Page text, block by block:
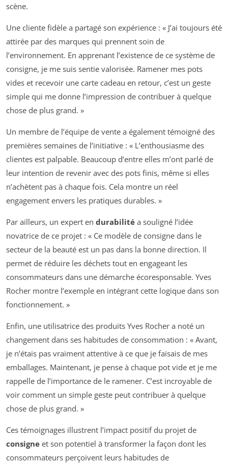
scène.
Une cliente fidèle a partagé son expérience : « J’ai toujours été
attirée par des marques qui prennent soin de
l’environnement. En apprenant l’existence de ce système de
consigne, je me suis sentie valorisée. Ramener mes pots
vides et recevoir une carte cadeau en retour, c’est un geste
simple qui me donne l’impression de contribuer à quelque
chose de plus grand. »
Un membre de l’équipe de vente a également témoigné des
premières semaines de l’initiative : « L’enthousiasme des
clientes est palpable. Beaucoup d’entre elles m’ont parlé de
leur intention de revenir avec des pots finis, même si elles
n’achètent pas à chaque fois. Cela montre un réel
engagement envers les pratiques durables. »
Par ailleurs, un expert en durabilité a souligné l’idée
novatrice de ce projet : « Ce modèle de consigne dans le
secteur de la beauté est un pas dans la bonne direction. Il
permet de réduire les déchets tout en engageant les
consommateurs dans une démarche écoresponsable. Yves
Rocher montre l’exemple en intégrant cette logique dans son
fonctionnement. »
Enfin, une utilisatrice des produits Yves Rocher a noté un
changement dans ses habitudes de consommation : « Avant,
je n’étais pas vraiment attentive à ce que je faisais de mes
emballages. Maintenant, je pense à chaque pot vide et je me
rappelle de l’importance de le ramener. C’est incroyable de
voir comment un simple geste peut contribuer à quelque
chose de plus grand. »
Ces témoignages illustrent l’impact positif du projet de
consigne et son potentiel à transformer la façon dont les
consommateurs perçoivent leurs habitudes de